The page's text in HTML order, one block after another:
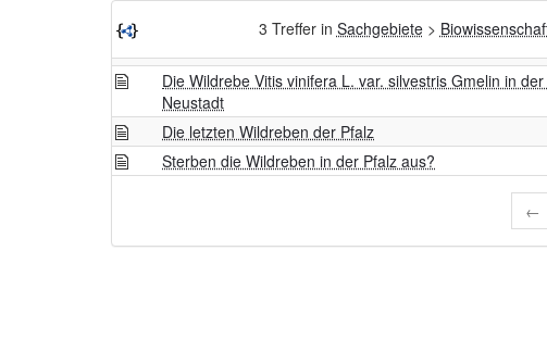
3 Treffer in Sachgebiete>
Die Wildrebe Vitis vinifera L. var. silvestris Gmelin in
Neustadt
Die letzten Wildreben der Pfalz
Sterben die Wildreben in der Pfalz aus?
←